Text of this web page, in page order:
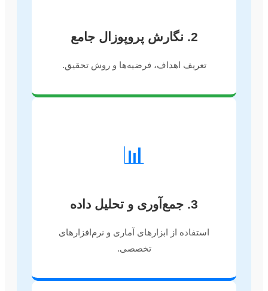
2. نگارش پروپوزال جامع
تعریف اهداف، فرضیه‌ها و روش تحقیق.
📊
3. جمع‌آوری و تحلیل داده
استفاده از ابزارهای آماری و نرم‌افزارهای
تخصصی.